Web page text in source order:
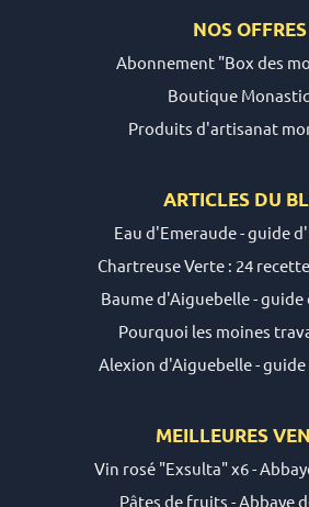
NOS OFFRES
Abonnement "Box des
Boutique
Produits d'artisanat
ARTICLES DU
Eau d'Emeraude - guide
Chartreuse Verte : 24
Baume d'Aiguebelle -
Pourquoi les moines
Alexion d'Aiguebelle -
MEILLEURES
Vin rosé "Exsulta" x6 -
Pâtes de fruits - Abbaye